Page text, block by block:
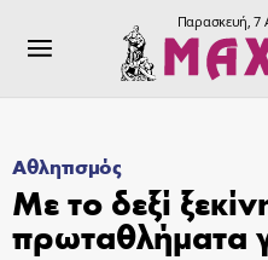
Παρασκευή, 7
Αθλητισμός
Με το δεξί
πρωταθλήματα